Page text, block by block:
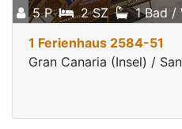
5 P 2 SZ 1 Bad /
1 Ferienhaus 2584-51
Gran Canaria (Insel) /